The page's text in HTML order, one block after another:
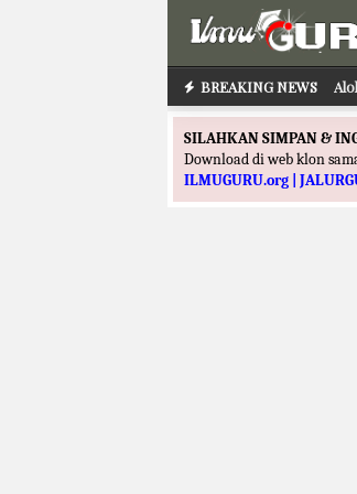
BREAKING NEWS
SILAHKAN SIMPAN &
Download di web klon
ILMUGURU.org |